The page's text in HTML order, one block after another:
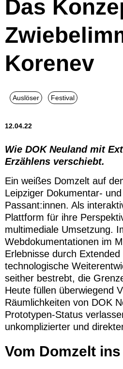
Das
Korenev
12.04.22
Wie DOK Neuland mit
Erzählens verschiebt.
Ein weißes Domzelt auf
Leipziger Dokumentar-
Passant:innen. Als
Plattform für ihre
multimediale Umsetzung.
Webdokumentationen im
Erlebnisse durch
technologische
seither bestrebt, die
Heute füllen überwiegend
Räumlichkeiten von DOK
Prototypen-Status
unkomplizierter und
Vom Domzelt